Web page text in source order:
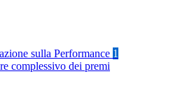
sulla Performance 1
complessivo dei premi